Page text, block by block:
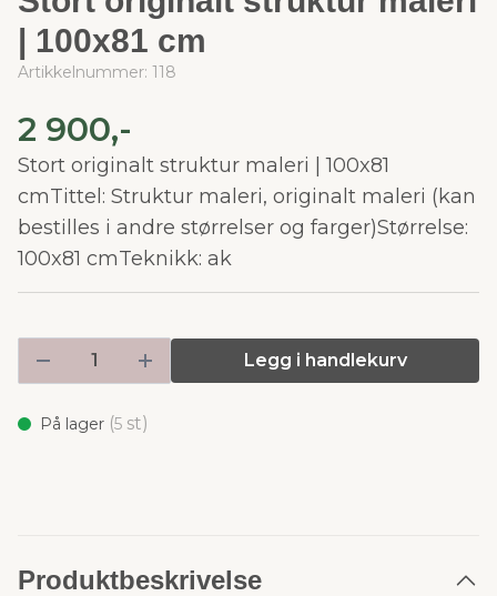
| 100x81 cm
Artikkelnummer: 118
2 900,-
Stort originalt struktur maleri | 100x81
cmTittel: Struktur maleri, originalt maleri (kan
bestilles i andre størrelser og farger)Størrelse:
100x81 cmTeknikk: ak
Legg i handlekurv
På lager (5 st)
Produktbeskrivelse